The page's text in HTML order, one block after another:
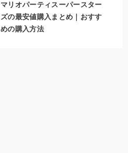
マリオパーティスーパースター
ズの最安値購入まとめ｜おすす
めの購入方法